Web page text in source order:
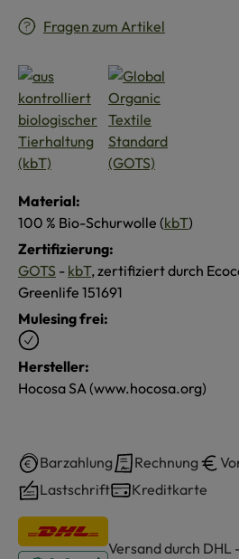
Fragen zum Artikel
Material:
100 % Bio-Schurwolle (kbT)
Zertifizierung:
GOTS - kbT, zertifiziert durch
Greenlife 151691
Mulesing frei:
Hersteller:
Hocosa SA (www.hocosa.org)
Barzahlung Rechnung
Lastschrift
Kreditkarte
Versand durch DHL